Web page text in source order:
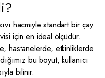
hacmiyle standart bir çay
için en ideal ölçüdür.
hastanelerde, etkinliklerde
bu boyut, kullanıcı
bilinir.